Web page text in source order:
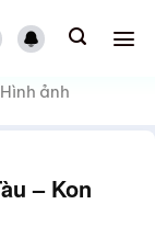
Hình ảnh
– Kon